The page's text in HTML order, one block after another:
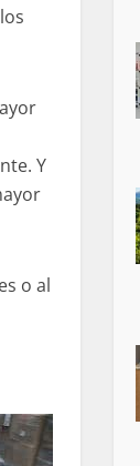
Y
o al